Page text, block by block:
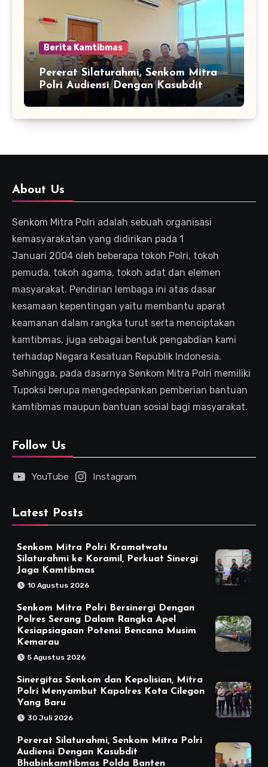
Berita Kamtibmas
Pererat Silaturahmi, Senkom Mitra
Polri Audiensi Dengan Kasubdit
Bhabinkamtibmas Polda Banten
About Us
Senkom Mitra Polri adalah sebuah organisasi
kemasyarakatan yang didirikan pada 1
Januari 2004 oleh beberapa tokoh Polri, tokoh
pemuda, tokoh agama, tokoh adat dan elemen
masyarakat. Pendirian lembaga ini atas dasar
kesamaan kepentingan yaitu membantu aparat
keamanan dalam rangka turut serta menciptakan
kamtibmas, juga sebagai bentuk pengabdian kami
terhadap Negara Kesatuan Republik Indonesia.
Sehingga, pada dasarnya Senkom Mitra Polri memiliki
Tupoksi berupa mengedepankan pemberian bantuan
kamtibmas maupun bantuan sosial bagi masyarakat.
Follow Us
YouTube Instagram
Latest Posts
Senkom Mitra Polri Kramatwatu
Silaturahmi ke Koramil, Perkuat Sinergi
Jaga Kamtibmas
10 Agustus 2026
Senkom Mitra Polri Bersinergi Dengan
Polres Serang Dalam Rangka Apel
Kesiapsiagaan Potensi Bencana Musim
Kemarau
5 Agustus 2026
Sinergitas Senkom dan Kepolisian, Mitra
Polri Menyambut Kapolres Kota Cilegon
Yang Baru
30 Juli 2026
Pererat Silaturahmi, Senkom Mitra Polri
Audiensi Dengan Kasubdit
Bhabinkamtibmas Polda Banten